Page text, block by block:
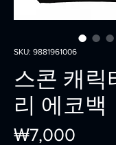
SKU: 9881961006
스콘 캐릭
리 에코백
₩7,000